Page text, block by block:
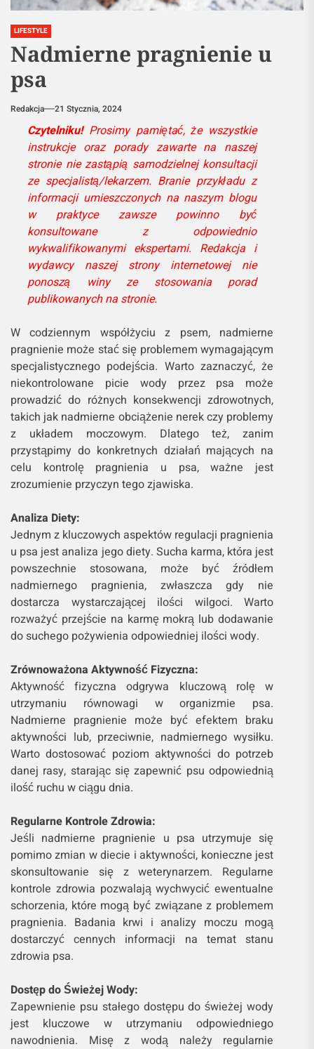
LIFESTYLE
Nadmierne pragnienie u
psa
Redakcja 21 Stycznia, 2024
Czytelniku!Prosimy pamiętać, że wszystkie
instrukcje oraz porady zawarte na naszej
stronie nie zastąpią samodzielnej konsultacji
ze specjalistą/lekarzem. Branie przykładu z
informacji umieszczonych na naszym blogu
w praktyce zawsze powinno być
konsultowane z odpowiednio
wykwalifikowanymi ekspertami. Redakcja i
wydawcy naszej strony internetowej nie
ponoszą winy ze stosowania porad
publikowanych na stronie.
W codziennym współżyciu z psem, nadmierne
pragnienie może stać się problemem wymagającym
specjalistycznego podejścia. Warto zaznaczyć, że
niekontrolowane picie wody przez psa może
prowadzić do różnych konsekwencji zdrowotnych,
takich jak nadmierne obciążenie nerek czy problemy
z układem moczowym. Dlatego też, zanim
przystąpimy do konkretnych działań mających na
celu kontrolę pragnienia u psa, ważne jest
zrozumienie przyczyn tego zjawiska.
Analiza Diety:
Jednym z kluczowych aspektów regulacji pragnienia
u psa jest analiza jego diety. Sucha karma, która jest
powszechnie stosowana, może być źródłem
nadmiernego pragnienia, zwłaszcza gdy nie
dostarcza wystarczającej ilości wilgoci. Warto
rozważyć przejście na karmę mokrą lub dodawanie
do suchego pożywienia odpowiedniej ilości wody.
Zrównoważona Aktywność Fizyczna:
Aktywność fizyczna odgrywa kluczową rolę w
utrzymaniu równowagi w organizmie psa.
Nadmierne pragnienie może być efektem braku
aktywności lub, przeciwnie, nadmiernego wysiłku.
Warto dostosować poziom aktywności do potrzeb
danej rasy, starając się zapewnić psu odpowiednią
ilość ruchu w ciągu dnia.
Regularne Kontrole Zdrowia:
Jeśli nadmierne pragnienie u psa utrzymuje się
pomimo zmian w diecie i aktywności, konieczne jest
skonsultowanie się z weterynarzem. Regularne
kontrole zdrowia pozwalają wychwycić ewentualne
schorzenia, które mogą być związane z problemem
pragnienia. Badania krwi i analizy moczu mogą
dostarczyć cennych informacji na temat stanu
zdrowia psa.
Dostęp do Świeżej Wody:
Zapewnienie psu stałego dostępu do świeżej wody
jest kluczowe w utrzymaniu odpowiedniego
nawodnienia. Misę z wodą należy regularnie